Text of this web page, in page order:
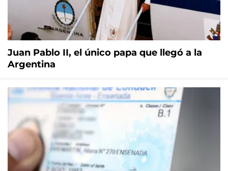
Juan Pablo II, el único papa que llegó a la
Argentina